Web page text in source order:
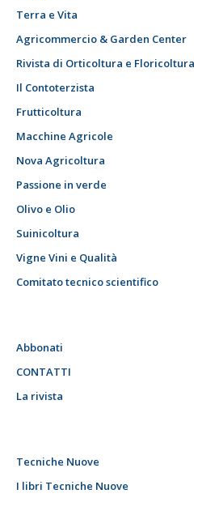
Terra e Vita
Agricommercio & Garden Center
Rivista di Orticoltura e Floricoltura
Il Contoterzista
Frutticoltura
Macchine Agricole
Nova Agricoltura
Passione in verde
Olivo e Olio
Suinicoltura
Vigne Vini e Qualità
Comitato tecnico scientifico
Abbonati
CONTATTI
La rivista
Tecniche Nuove
I libri Tecniche Nuove